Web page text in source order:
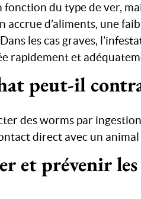
fonction du type de ver,
accrue d’aliments, une
les cas graves,
rapidement et
peut-il
des worms par
direct avec un
et prévenir les